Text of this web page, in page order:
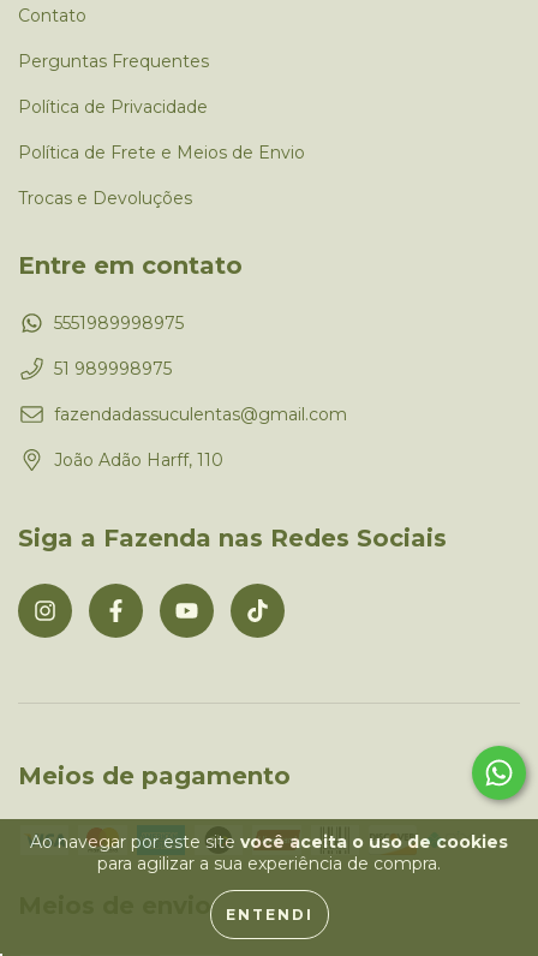
Ao navegar por este site você aceita o uso de cookies
para agilizar a sua experiência de compra.
ENTENDI
Contato
Perguntas Frequentes
Política de Privacidade
Política de Frete e Meios de Envio
Trocas e Devoluções
Entre em contato
5551989998975
51 989998975
fazendadassuculentas@gmail.com
João Adão Harff, 110
Siga a Fazenda nas Redes Sociais
Meios de pagamento
Meios de envio